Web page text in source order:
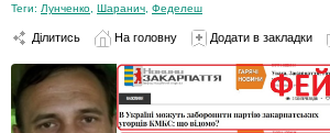
Теги: Лунченко Шаранич Феделеш
Ділитись На головну Додати в закладки